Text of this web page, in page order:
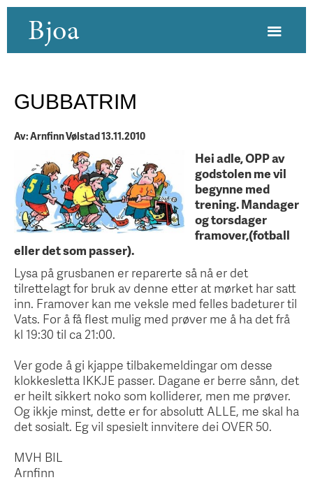
Bjoa
GUBBATRIM
Av: Arnfinn Vølstad 13.11.2010
Hei adle, OPP av
godstolen me vil
begynne med
trening. Mandager
og torsdager
framover,(fotball
eller det som passer).
Lysa på grusbanen er reparerte så nå er det
tilrettelagt for bruk av denne etter at mørket har satt
inn. Framover kan me veksle med felles badeturer til
Vats. For å få flest mulig med prøver me å ha det frå
kl 19:30 til ca 21:00.
Ver gode å gi kjappe tilbakemeldingar om desse
klokkesletta IKKJE passer. Dagane er berre sånn, det
er heilt sikkert noko som kolliderer, men me prøver.
Og ikkje minst, dette er for absolutt ALLE, me skal ha
det sosialt. Eg vil spesielt innvitere dei OVER 50.
MVH BIL
Arnfinn